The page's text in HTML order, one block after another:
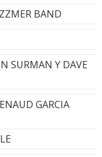
BAND
SURMAN Y DAVE
GARCIA